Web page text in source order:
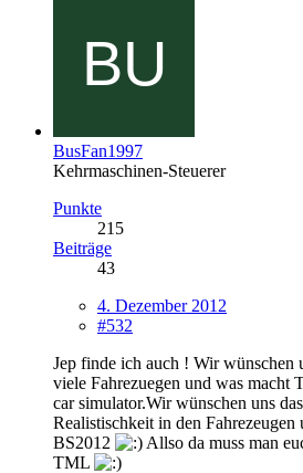
BusFan1997
Kehrmaschinen-Steuerer
Punkte
215
Beiträge
43
4. Dezember 2012
#532
Jep finde ich auch ! Wir wünschen
viele Fahrezuegen und was macht
car simulator.Wir wünschen uns
Realistischkeit in den
BS2012
Allso da muss man
TML